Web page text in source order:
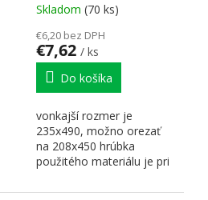
Skladom (70 ks)
€6,20 bez DPH
€7,62 / ks
Do košíka
vonkajší rozmer je
235x490, možno orezať
na 208x450 hrúbka
použitého materiálu je pri
výška...